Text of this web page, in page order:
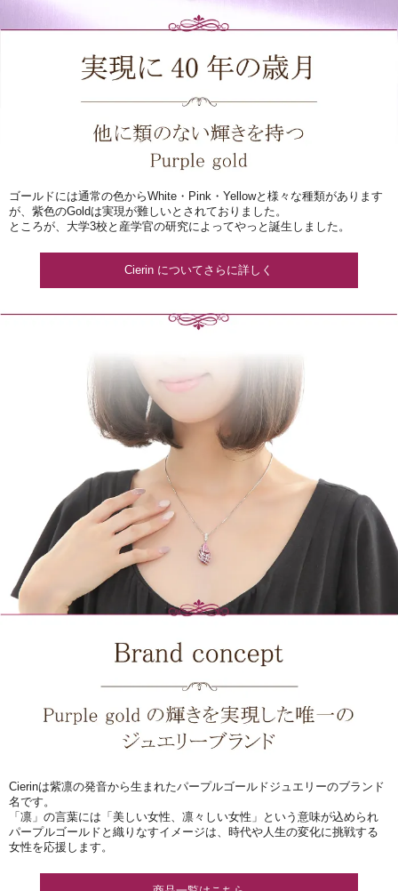
ゴールドには通常の色からWhite・Pink・Yellowと様々な種類があります
が、紫色のGoldは実現が難しいとされておりました。
ところが、大学3校と産学官の研究によってやっと誕生しました。
Cierin についてさらに詳しく
Cierinは紫凛の発音から生まれたパープルゴールドジュエリーのブランド
名です。
「凛」の言葉には「美しい女性、凛々しい女性」という意味が込められ
パープルゴールドと織りなすイメージは、時代や人生の変化に挑戦する
女性を応援します。